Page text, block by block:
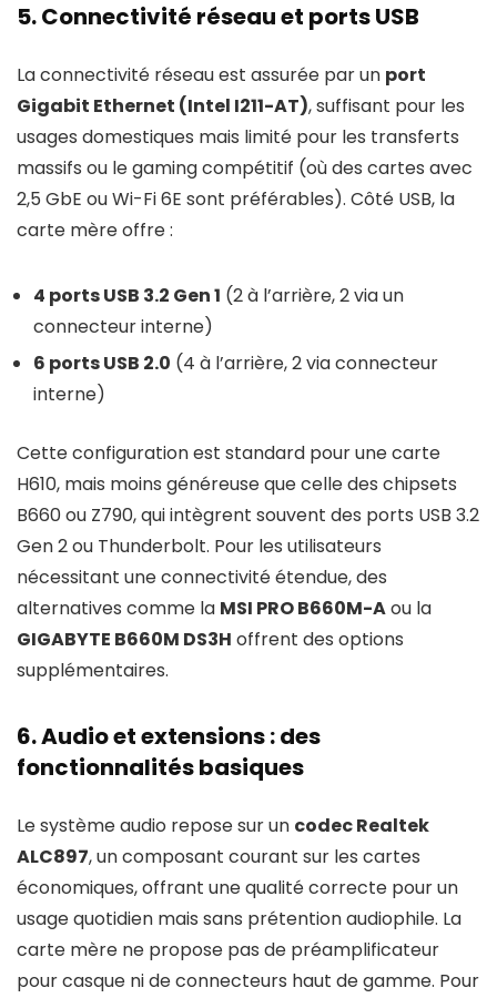
5. Connectivité réseau et ports USB
La connectivité réseau est assurée par un port
Gigabit Ethernet (Intel I211-AT), suffisant pour les
usages domestiques mais limité pour les transferts
massifs ou le gaming compétitif (où des cartes avec
2,5 GbE ou Wi-Fi 6E sont préférables). Côté USB, la
carte mère offre :
4 ports USB 3.2 Gen 1 (2 à l’arrière, 2 via un
connecteur interne)
6 ports USB 2.0 (4 à l’arrière, 2 via connecteur
interne)
Cette configuration est standard pour une carte
H610, mais moins généreuse que celle des chipsets
B660 ou Z790, qui intègrent souvent des ports USB 3.2
Gen 2 ou Thunderbolt. Pour les utilisateurs
nécessitant une connectivité étendue, des
alternatives comme la MSI PRO B660M-Aou la
GIGABYTE B660M DS3H offrent des options
supplémentaires.
6. Audio et extensions : des
fonctionnalités basiques
Le système audio repose sur un codec Realtek
ALC897, un composant courant sur les cartes
économiques, offrant une qualité correcte pour un
usage quotidien mais sans prétention audiophile. La
carte mère ne propose pas de préamplificateur
pour casque ni de connecteurs haut de gamme. Pour